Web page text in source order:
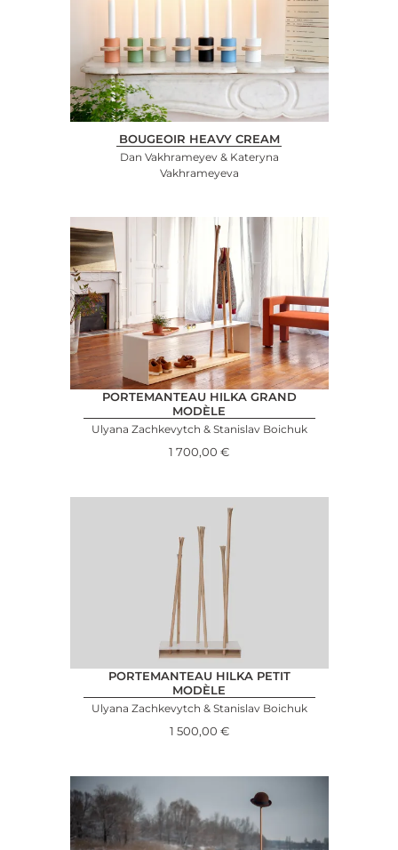
BOUGEOIR HEAVY CREAM
Dan Vakhrameyev & Kateryna
Vakhrameyeva
PORTEMANTEAU HILKA GRAND
MODÈLE
Ulyana Zachkevytch & Stanislav Boichuk
1 700,00 €
PORTEMANTEAU HILKA PETIT
MODÈLE
Ulyana Zachkevytch & Stanislav Boichuk
1 500,00 €